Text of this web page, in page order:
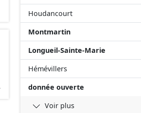
Houdancourt
Montmartin
Longueil-Sainte-Marie
Hémévillers
donnée ouverte
Voir plus